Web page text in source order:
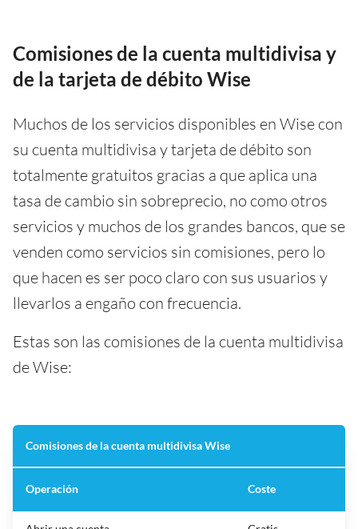
Comisiones de la cuenta multidivisa y
de la tarjeta de débito Wise
Muchos de los servicios disponibles en Wise con
su cuenta multidivisa y tarjeta de débito son
totalmente gratuitos gracias a que aplica una
tasa de cambio sin sobreprecio, no como otros
servicios y muchos de los grandes bancos, que se
venden como servicios sin comisiones, pero lo
que hacen es ser poco claro con sus usuarios y
llevarlos a engaño con frecuencia.
Estas son las comisiones de la cuenta multidivisa
de Wise:
Comisiones de la cuenta multidivisa Wise
Operación Coste